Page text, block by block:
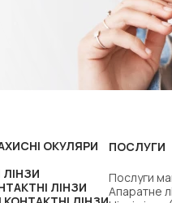
ОКУЛЯРИ
ЛІНЗИ
ПОСЛУГИ
Послуги
Апаратне